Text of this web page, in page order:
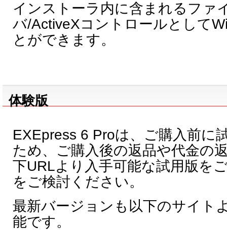
インストーラ内に含まれるファ
バ/ActiveXコントロールとして
とができます。
体験版
EXEpress 6 Proは、ご購入前に
ため、ご購入後の返品や代金の
下URLより入手可能な試用版を
をご検討ください。
最新バージョンも以下のサイト
能です。